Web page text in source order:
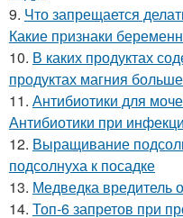
9. Что запрещается
Какие признаки
10. В каких продуктах
продуктах магния
11. Антибиотики для
Антибиотики при
12. Выращивание
подсолнуха к посадке
13. Медведка вредитель
14. Топ-6 запретов при